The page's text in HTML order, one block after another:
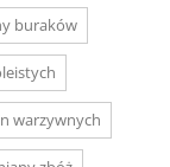
buraków
warzywnych